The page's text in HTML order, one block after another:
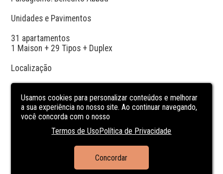
Unidades e Pavimentos
31 apartamentos
1 Maison + 29 Tipos + Duplex
Localização
O Itaim é um dos bairros mais cobiçados de São Paulo,
com completa infraestrutura, ótima gastronomia e
serviços
Realização e Comercialização
Intermediação de vendas:  Raul Franco Negócios
Imobiliários | Cyrela Vendas
Usamos cookies para personalizar conteúdos e melhorar
a sua experiência no nosso site. Ao continuar navegando,
você concorda com o nosso
Termos de UsoPolítica de Privacidade
Concordar